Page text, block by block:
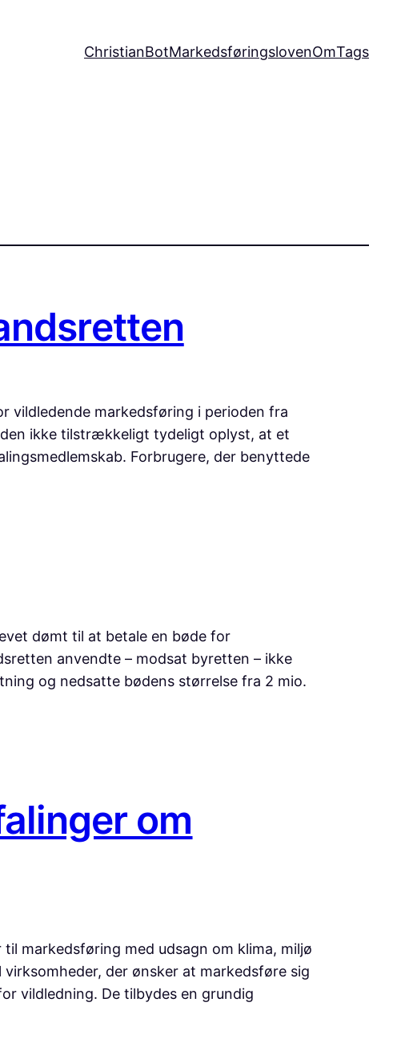
ChristianBotMarkedsføringslovenOmTags
vildledende markedsføring i perioden fra
ikke tilstrækkeligt tydeligt oplyst, at et
Forbrugere, der benyttede
dømt til at betale en bøde for
anvendte – modsat byretten – ikke
og nedsatte bødens størrelse fra 2 mio.
om
markedsføring med udsagn om klima, miljø
der ønsker at markedsføre sig
vildledning. De tilbydes en grundig